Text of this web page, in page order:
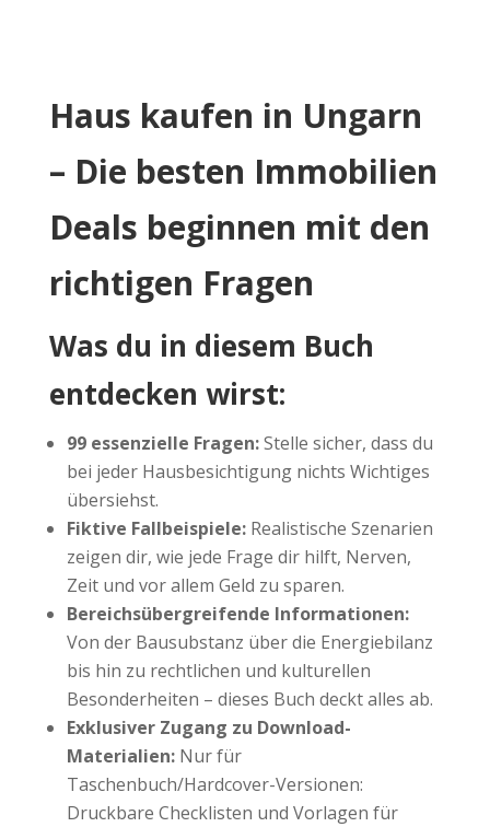
Haus kaufen in Ungarn
– Die besten Immobilien
Deals beginnen mit den
richtigen Fragen
Was du in diesem Buch
entdecken wirst:
99 essenzielle Fragen:Stelle sicher, dass du
bei jeder Hausbesichtigung nichts Wichtiges
übersiehst.
Fiktive Fallbeispiele:Realistische Szenarien
zeigen dir, wie jede Frage dir hilft, Nerven,
Zeit und vor allem Geld zu sparen.
Bereichsübergreifende Informationen:
Von der Bausubstanz über die Energiebilanz
bis hin zu rechtlichen und kulturellen
Besonderheiten – dieses Buch deckt alles ab.
Exklusiver Zugang zu Download-
Materialien:Nur für
Taschenbuch/Hardcover-Versionen:
Druckbare Checklisten und Vorlagen für